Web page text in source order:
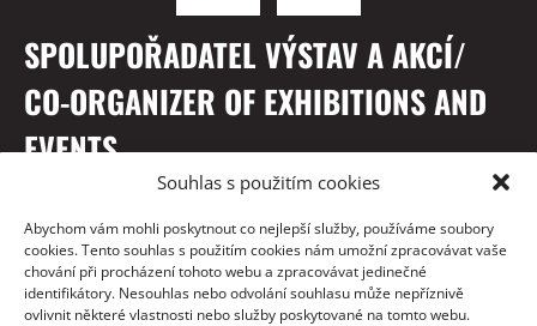
Souhlas s použitím cookies
Abychom vám mohli poskytnout co nejlepší služby, používáme soubory
cookies. Tento souhlas s použitím cookies nám umožní zpracovávat vaše
chování při procházení tohoto webu a zpracovávat jedinečné
identifikátory. Nesouhlas nebo odvolání souhlasu může nepříznivě
ovlivnit některé vlastnosti nebo služby poskytované na tomto webu.
SPOLUPOŘADATEL VÝSTAV A AKCÍ/
CO-ORGANIZER OF EXHIBITIONS AND
EVENTS